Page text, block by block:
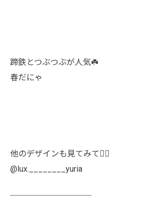
蹄鉄とつぶつぶが人気☘️
春だにゃ
他のデザインも見てみ
@lux.________yuria